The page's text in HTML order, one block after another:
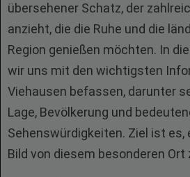
übersehener Schatz, der
anzieht, die die Ruhe und die
Region genießen möchten. In
wir uns mit den wichtigsten
Viehausen befassen, darunter
Lage, Bevölkerung und
Sehenswürdigkeiten. Ziel ist
Bild von diesem besonderen Ort